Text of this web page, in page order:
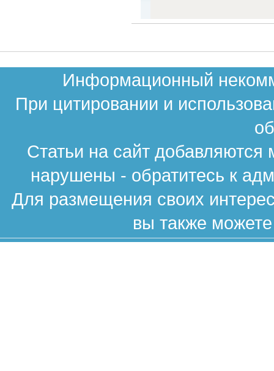
Информационный
При цитировании и
Статьи на сайт
нарушены - обратитесь к
Для размещения своих
вы также